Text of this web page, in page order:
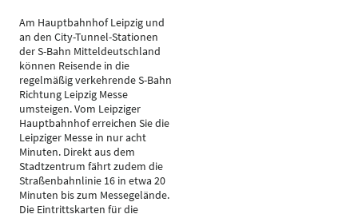
Am Hauptbahnhof Leipzig und
an den City-Tunnel-Stationen
der S-Bahn Mitteldeutschland
können Reisende in die
regelmäßig verkehrende S-Bahn
Richtung Leipzig Messe
umsteigen. Vom Leipziger
Hauptbahnhof erreichen Sie die
Leipziger Messe in nur acht
Minuten. Direkt aus dem
Stadtzentrum fährt zudem die
Straßenbahnlinie 16 in etwa 20
Minuten bis zum Messegelände.
Die Eintrittskarten für die